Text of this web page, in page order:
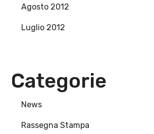
Agosto 2012
Luglio 2012
Categorie
News
Rassegna Stampa